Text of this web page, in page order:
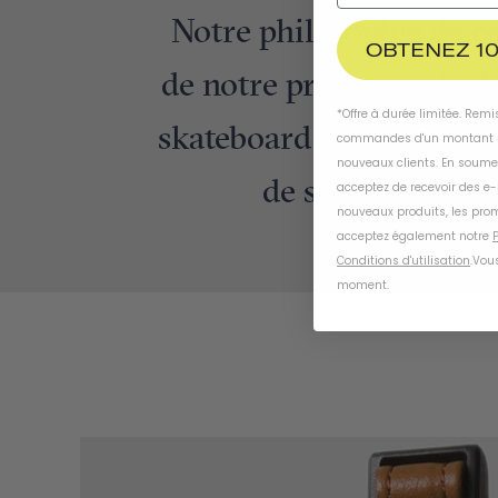
Notre philosophie de
de notre processus de
skateboard selon une
de skateboard
OBTENEZ
*Offre à durée limitée.
commandes d'un montant
nouveaux clients. En
acceptez de recevoir des
nouveaux produits, les
acceptez également notre
Conditions d'utilisation.
moment.